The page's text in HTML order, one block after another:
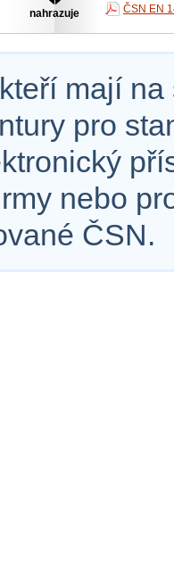
nahrazuje ČSN EN
mají
pro
nebo
ČSN.